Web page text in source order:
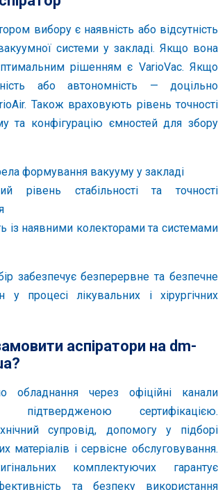
вибору є наявність або відсутність
системи у закладі. Якщо вона
рішенням є VarioVac. Якщо
або автономність — доцільно
Також враховують рівень точності
та конфігурацію ємностей для збору
формування вакууму у закладі
рівень стабільності та точності
із наявними колекторами та системами
забезпечує безперервне та безпечне
у процесі лікувальних і хірургічних
аспіратори на dm-
обладнання через офіційні канали
сертифікацією.
супровід, допомогу у підборі
матеріалів і сервісне обслуговування.
комплектуючих гарантує
та безпеку використання